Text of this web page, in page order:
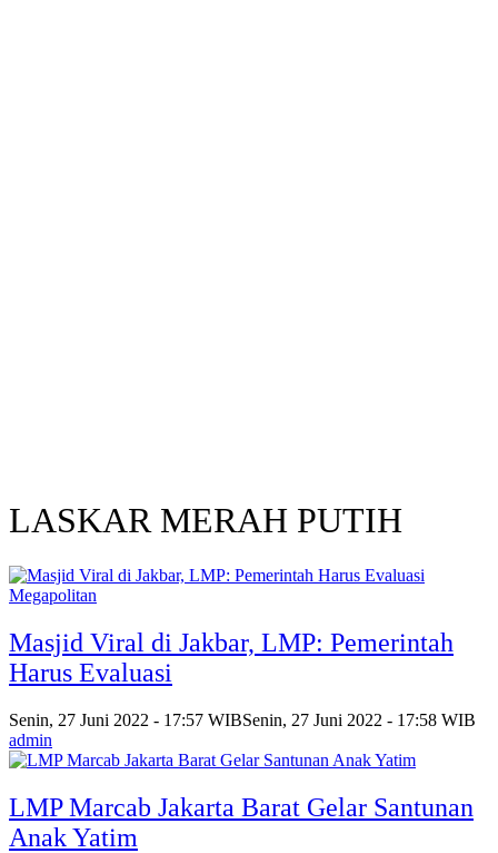
LASKAR MERAH PUTIH
Megapolitan
Masjid Viral di Jakbar, LMP: Pemerintah
Harus Evaluasi
Senin, 27 Juni 2022 - 17:57 WIBSenin, 27 Juni 2022 - 17:58 WIB
admin
LMP Marcab Jakarta Barat Gelar Santunan
Anak Yatim